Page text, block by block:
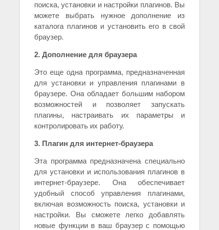
поиска, установки и настройки плагинов. Вы
можете выбрать нужное дополнение из
каталога плагинов и установить его в свой
браузер.
2. Дополнение для браузера
Это еще одна программа, предназначенная
для установки и управления плагинами в
браузере. Она обладает большим набором
возможностей и позволяет запускать
плагины, настраивать их параметры и
контролировать их работу.
3. Плагин для интернет-браузера
Эта программа предназначена специально
для установки и использования плагинов в
интернет-браузере. Она обеспечивает
удобный способ управления плагинами,
включая возможность поиска, установки и
настройки. Вы сможете легко добавлять
новые функции в ваш браузер с помощью